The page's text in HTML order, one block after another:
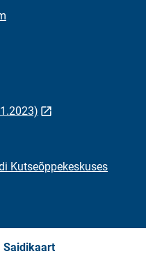
Kutseõppekeskuses
Saidikaart